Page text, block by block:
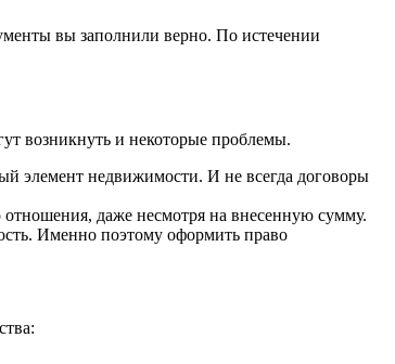
вы заполнили верно. По истечении
возникнуть и некоторые проблемы.
элемент недвижимости. И не всегда договоры
даже несмотря на внесенную сумму.
Именно поэтому оформить право